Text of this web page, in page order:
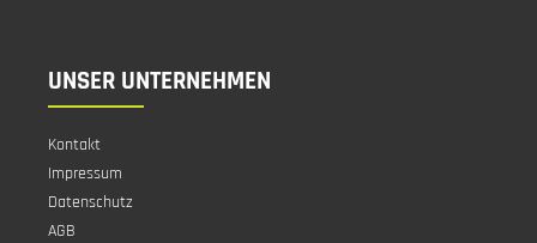
UNSER UNTERNEHMEN
Kontakt
Impressum
Datenschutz
AGB